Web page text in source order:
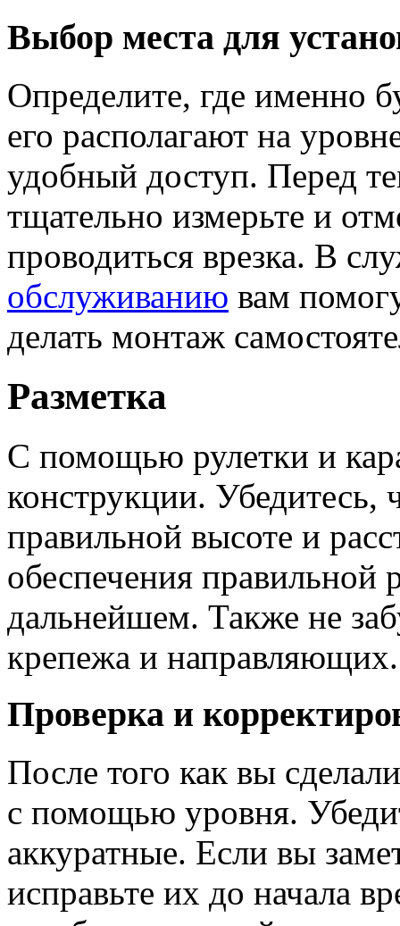
Выбор места для
Определите, где именно
его располагают на
удобный доступ. Перед
тщательно измерьте и
проводиться врезка. В
обслуживанию вам
делать монтаж
Разметка
С помощью рулетки и
конструкции. Убедитесь,
правильной высоте и
обеспечения правильной
дальнейшем. Также не
крепежа и направляющих.
Проверка и
После того как вы
с помощью уровня.
аккуратные. Если вы
исправьте их до начала